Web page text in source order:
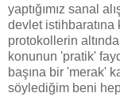
yaptığımız sanal
devlet
protokollerin
konunun 'pratik'
başına bir 'merak'
söylediğim beni